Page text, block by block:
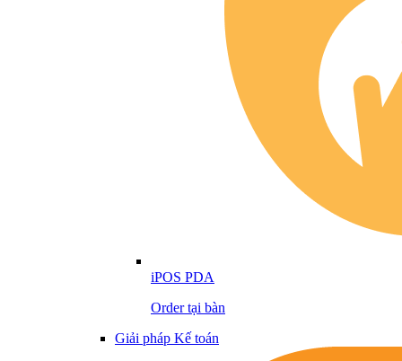
iPOS PDA
Order tại bàn
Giải pháp Kế toán